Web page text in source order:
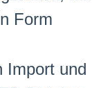
Form
Import und